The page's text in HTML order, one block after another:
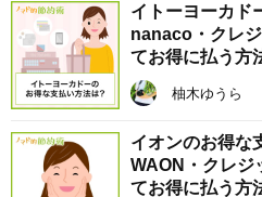
イトーヨーカド
nanaco・クレ
てお得に払う方
柚木ゆうら
イオンのお得な
WAON・クレジ
てお得に払う方